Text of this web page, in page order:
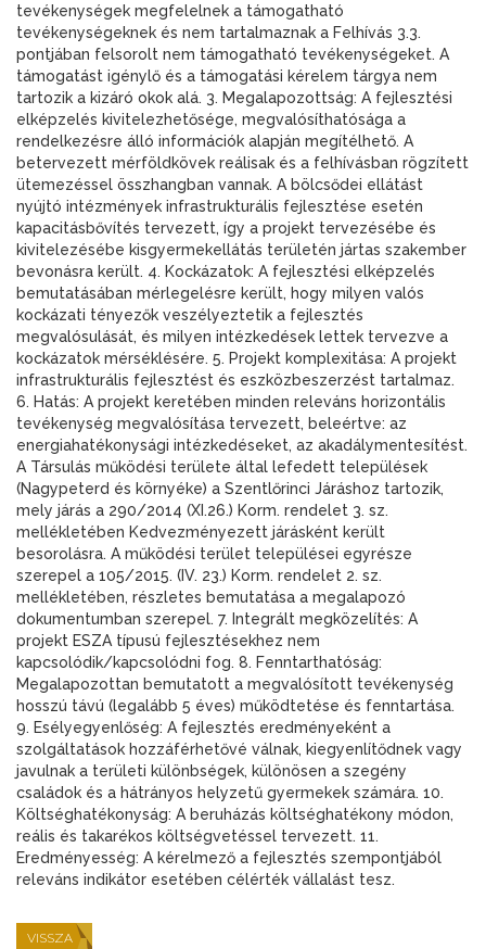
tevékenységek megfelelnek a támogatható
tevékenységeknek és nem tartalmaznak a Felhívás 3.3.
pontjában felsorolt nem támogatható tevékenységeket. A
támogatást igénylő és a támogatási kérelem tárgya nem
tartozik a kizáró okok alá. 3. Megalapozottság: A fejlesztési
elképzelés kivitelezhetősége, megvalósíthatósága a
rendelkezésre álló információk alapján megítélhető. A
betervezett mérföldkövek reálisak és a felhívásban rögzített
ütemezéssel összhangban vannak. A bölcsődei ellátást
nyújtó intézmények infrastrukturális fejlesztése esetén
kapacitásbővítés tervezett, így a projekt tervezésébe és
kivitelezésébe kisgyermekellátás területén jártas szakember
bevonásra került. 4. Kockázatok: A fejlesztési elképzelés
bemutatásában mérlegelésre került, hogy milyen valós
kockázati tényezők veszélyeztetik a fejlesztés
megvalósulását, és milyen intézkedések lettek tervezve a
kockázatok mérséklésére. 5. Projekt komplexitása: A projekt
infrastrukturális fejlesztést és eszközbeszerzést tartalmaz.
6. Hatás: A projekt keretében minden releváns horizontális
tevékenység megvalósítása tervezett, beleértve: az
energiahatékonysági intézkedéseket, az akadálymentesítést.
A Társulás működési területe által lefedett települések
(Nagypeterd és környéke) a Szentlőrinci Járáshoz tartozik,
mely járás a 290/2014 (XI.26.) Korm. rendelet 3. sz.
mellékletében Kedvezményezett járásként került
besorolásra. A működési terület települései egyrésze
szerepel a 105/2015. (IV. 23.) Korm. rendelet 2. sz.
mellékletében, részletes bemutatása a megalapozó
dokumentumban szerepel. 7. Integrált megközelítés: A
projekt ESZA típusú fejlesztésekhez nem
kapcsolódik/kapcsolódni fog. 8. Fenntarthatóság:
Megalapozottan bemutatott a megvalósított tevékenység
hosszú távú (legalább 5 éves) működtetése és fenntartása.
9. Esélyegyenlőség: A fejlesztés eredményeként a
szolgáltatások hozzáférhetővé válnak, kiegyenlítődnek vagy
javulnak a területi különbségek, különösen a szegény
családok és a hátrányos helyzetű gyermekek számára. 10.
Költséghatékonyság: A beruházás költséghatékony módon,
reális és takarékos költségvetéssel tervezett. 11.
Eredményesség: A kérelmező a fejlesztés szempontjából
releváns indikátor esetében célérték vállalást tesz.
VISSZA